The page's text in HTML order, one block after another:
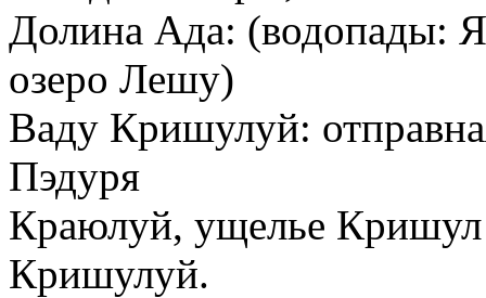
Долина Ада: (водопады:
озеро Лешу)
Ваду Кришулуй:
Пэдуря
Краюлуй, ущелье Кришул
Кришулуй.